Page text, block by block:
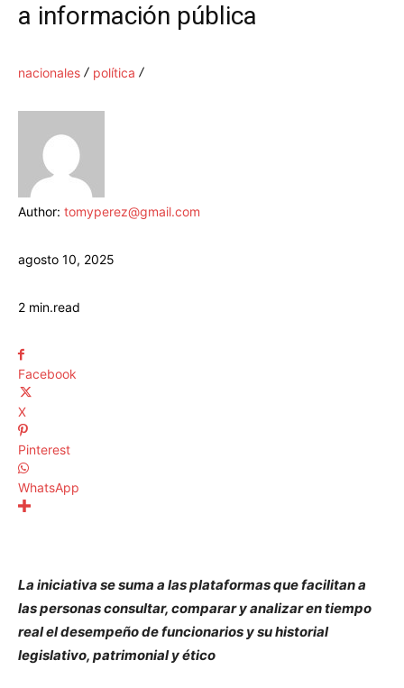
a información pública
nacionales política
Author: tomyperez@gmail.com
agosto 10, 2025
2 min.read
Facebook
X
Pinterest
WhatsApp
La iniciativa se suma a las plataformas que facilitan a
las personas consultar, comparar y analizar en tiempo
real el desempeño de funcionarios y su historial
legislativo, patrimonial y ético